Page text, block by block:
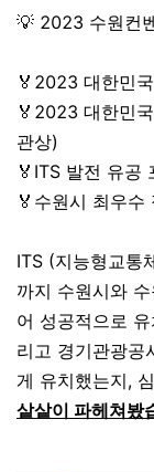
💡 2023 수원컨
🏅2023 대한민
🏅2023 대한민
관상)
🏅ITS 발전 유공
🏅수원시 최우
ITS (지능형교통
까지 수원시와
어 성공적으로
리고 경기관광공
게 유치했는지,
샅샅이 파헤쳐봤